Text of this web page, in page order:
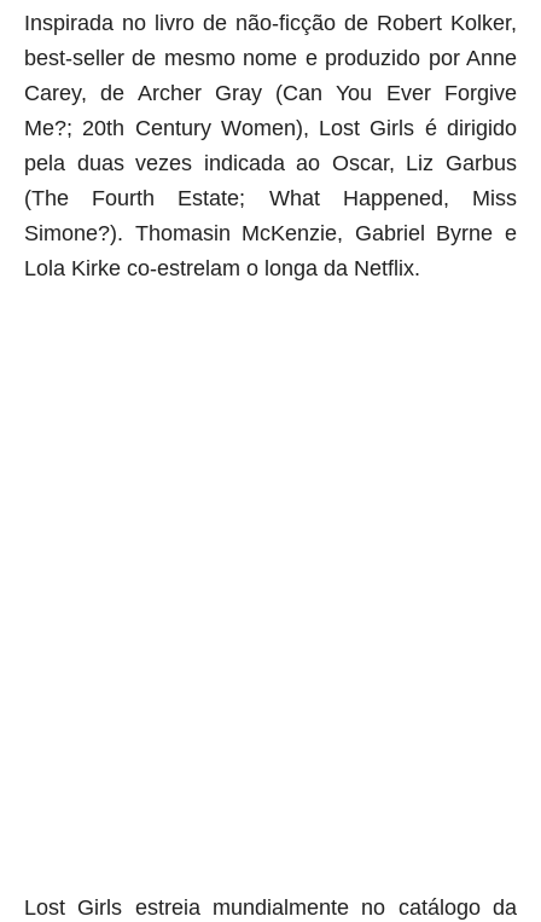
Inspirada no livro de não-ficção de Robert Kolker,
best-seller de mesmo nome e produzido por Anne
Carey, de Archer Gray (Can You Ever Forgive
Me?; 20th Century Women), Lost Girls é dirigido
pela duas vezes indicada ao Oscar, Liz Garbus
(The Fourth Estate; What Happened, Miss
Simone?). Thomasin McKenzie, Gabriel Byrne e
Lola Kirke co-estrelam o longa da Netflix.
Lost Girls estreia mundialmente no catálogo da